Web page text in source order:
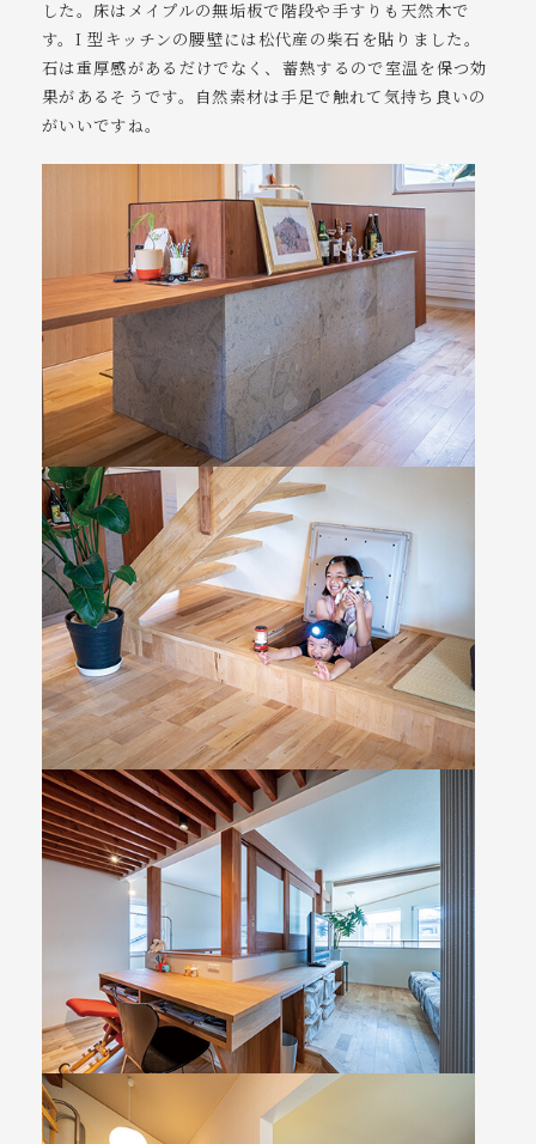
した。床はメイプルの無垢板で階段や手すりも天然木で
す。I 型キッチンの腰壁には松代産の柴石を貼りました。
石は重厚感があるだけでなく、蓄熱するので室温を保つ効
果があるそうです。自然素材は手足で触れて気持ち良いの
がいいですね。